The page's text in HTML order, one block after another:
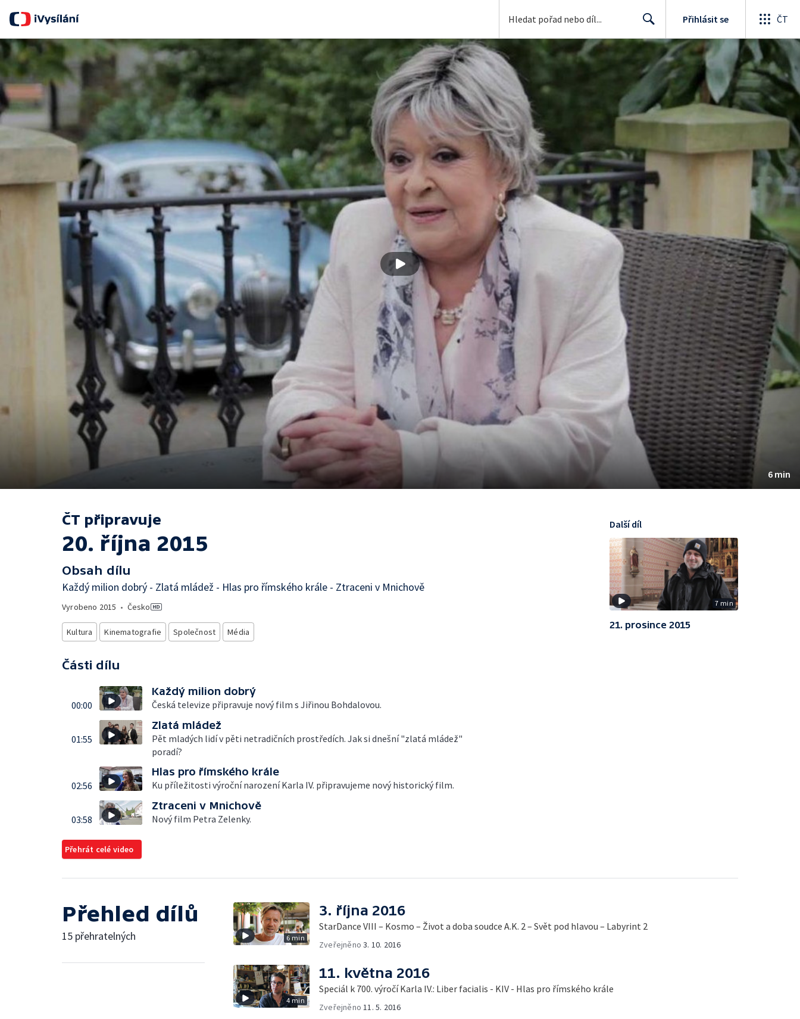
Search
Přihlásit se ČT
6 min
ČT připravuje
20. října 2015
Obsah dílu
Každý milion dobrý - Zlatá mládež - Hlas pro římského krále - Ztraceni v Mnichově
Vyrobeno 2015 • Česko
Kultura Kinematografie Společnost Média
Části dílu
00:00
Každý milion dobrý
Česká televize připravuje nový film s Jiřinou Bohdalovou.
01:55
Zlatá mládež
Pět mladých lidí v pěti netradičních prostředích. Jak si dnešní "zlatá mládež"
poradí?
02:56
Hlas pro římského krále
Ku příležitosti výroční narození Karla IV. připravujeme nový historický film.
03:58
Ztraceni v Mnichově
Nový film Petra Zelenky.
Přehrát celé video
7 min
Další díl
21. prosince 2015
Přehled dílů
15 přehratelných 6 min
3. října 2016
StarDance VIII – Kosmo – Život a doba soudce A.K. 2 – Svět pod hlavou – Labyrint 2
Zveřejněno3. 10. 2016
4 min
11. května 2016
Speciál k 700. výročí Karla IV.: Liber facialis - KIV - Hlas pro římského krále
Zveřejněno11. 5. 2016